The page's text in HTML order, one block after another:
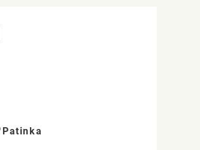
Patinka